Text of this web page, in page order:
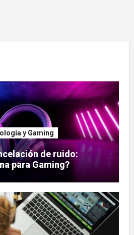
y Gaming
de ruido:
para Gaming?